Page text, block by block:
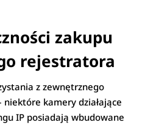
zakupu
rejestratora
z zewnętrznego
kamery działające
IP posiadają wbudowane